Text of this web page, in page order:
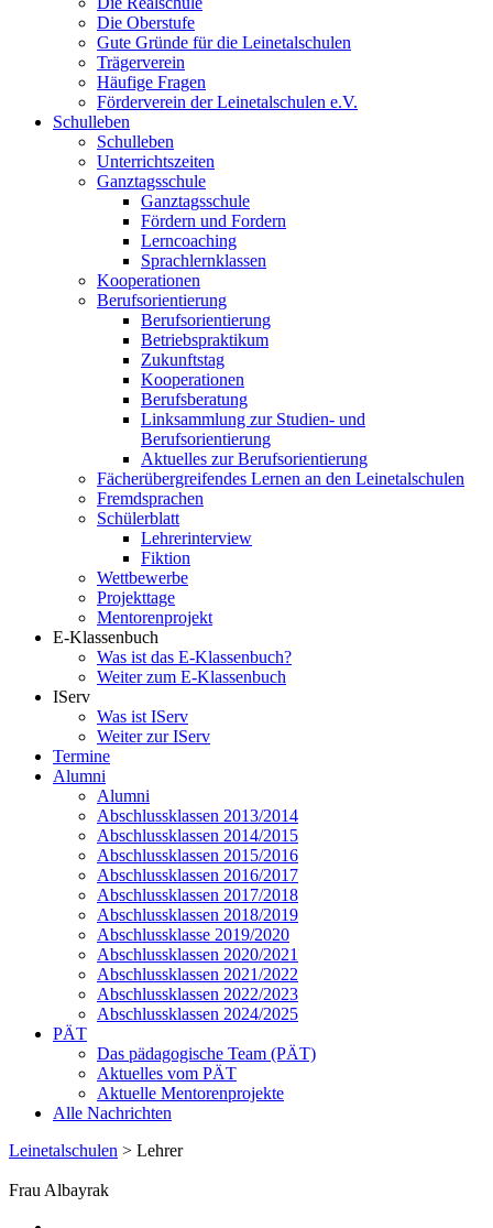
Die Oberstufe
Gute Gründe für die Leinetalschulen
Trägerverein
Häufige Fragen
Förderverein der Leinetalschulen e.V.
Schulleben
Schulleben
Unterrichtszeiten
Ganztagsschule
Ganztagsschule
Fördern und Fordern
Lerncoaching
Sprachlernklassen
Kooperationen
Berufsorientierung
Berufsorientierung
Betriebspraktikum
Zukunftstag
Kooperationen
Berufsberatung
Linksammlung zur Studien- und
Berufsorientierung
Aktuelles zur Berufsorientierung
Fächerübergreifendes Lernen an den Leinetalschulen
Fremdsprachen
Schülerblatt
Lehrerinterview
Fiktion
Wettbewerbe
Projekttage
Mentorenprojekt
E-Klassenbuch
Was ist das E-Klassenbuch?
Weiter zum E-Klassenbuch
IServ
Was ist IServ
Weiter zur IServ
Termine
Alumni
Alumni
Abschlussklassen 2013/2014
Abschlussklassen 2014/2015
Abschlussklassen 2015/2016
Abschlussklassen 2016/2017
Abschlussklassen 2017/2018
Abschlussklassen 2018/2019
Abschlussklasse 2019/2020
Abschlussklassen 2020/2021
Abschlussklassen 2021/2022
Abschlussklassen 2022/2023
Abschlussklassen 2024/2025
PÄT
Das pädagogische Team (PÄT)
Aktuelles vom PÄT
Aktuelle Mentorenprojekte
Alle Nachrichten
Leinetalschulen > Lehrer
Frau Albayrak